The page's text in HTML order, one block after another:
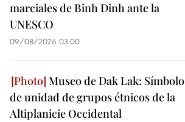
marciales de Binh Dinh ante la
UNESCO
09/08/2026 03:00
Museo de Dak Lak: Símbolo
de unidad de grupos étnicos de la
Altiplanicie Occidental